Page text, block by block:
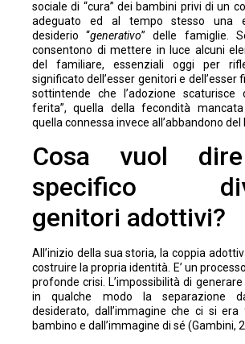
sociale di “cura” dei bambini privi di un
adeguato ed al tempo stesso una
desiderio “generativo” delle famiglie.
consentono di mettere in luce alcuni
del familiare, essenziali oggi per
significato dell’esser genitori e dell’esser
sottintende che l’adozione scaturisce
ferita”, quella della fecondità
quella connessa invece all’abbandono del
Cosa vuol
specifico
genitori adottivi?
All’inizio della sua storia, la coppia
costruire la propria identità. E’ un
profonde crisi. L’impossibilità di
in qualche modo la separazione
desiderato, dall’immagine che ci si
bambino e dall’immagine di sé (Gambini,